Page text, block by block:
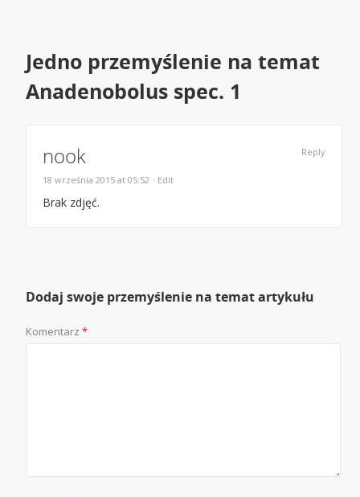
Jedno przemyślenie na temat
Anadenobolus spec. 1
nook
18 września 2015 at 05:52 · Edit
Brak zdjęć.
Reply
Dodaj swoje przemyślenie na temat artykułu
Komentarz*